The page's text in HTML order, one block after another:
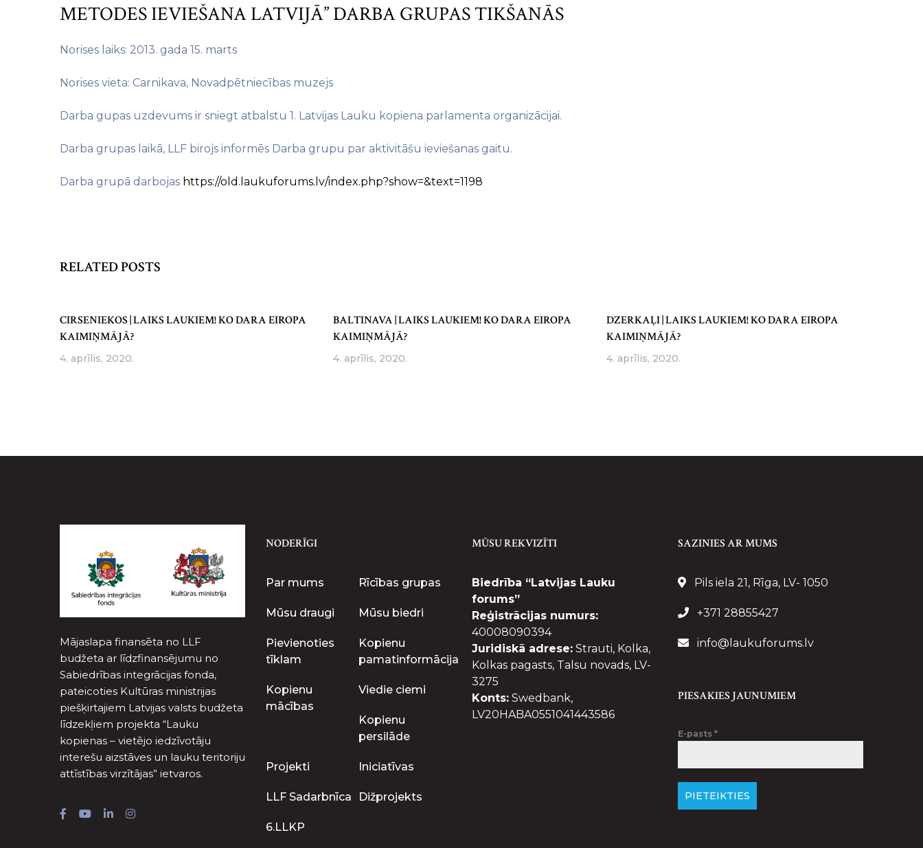
METODES IEVIEŠANA LATVIJĀ” DARBA GRUPAS TIKŠANĀS
Norises laiks: 2013. gada 15. marts
Norises vieta: Carnikava, Novadpētniecības muzejs
Darba gupas uzdevums ir sniegt atbalstu 1. Latvijas Lauku kopiena parlamenta organizācijai.
Darba grupas laikā, LLF birojs informēs Darba grupu par aktivitāšu ieviešanas gaitu.
Darba grupā darbojas https://old.laukuforums.lv/index.php?show=&text=1198
RELATED POSTS
CIRSENIEKOS | LAIKS LAUKIEM! KO DARA EIROPA
KAIMIŅMĀJĀ?
4. aprīlis, 2020.
BALTINAVA | LAIKS LAUKIEM! KO DARA EIROPA
KAIMIŅMĀJĀ?
4. aprīlis, 2020.
DZERKAĻI | LAIKS LAUKIEM! KO DARA EIROPA
KAIMIŅMĀJĀ?
4. aprīlis, 2020.
Mājaslapa finansēta no LLF
budžeta ar līdzfinansējumu no
Sabiedrības integrācijas fonda,
pateicoties Kultūras ministrijas
piešķirtajiem Latvijas valsts budžeta
līdzekļiem projekta “Lauku
kopienas – vietējo iedzīvotāju
interešu aizstāves un lauku teritoriju
attīstības virzītājas” ietvaros.
NODERĪGI
Par mums Rīcības grupas
Mūsu draugi Mūsu biedri
Pievienoties
tīklam
Kopienu
pamatinformācija
Kopienu
mācības
Viedie ciemi
Kopienu
persilāde
Projekti Iniciatīvas
LLF Sadarbnīca Dižprojekts
6.LLKP
MŪSU REKVIZĪTI
Biedrība “Latvijas Lauku
forums”
Reģistrācijas numurs:
40008090394
Juridiskā adrese: Strauti, Kolka,
Kolkas pagasts, Talsu novads, LV-
3275
Konts: Swedbank,
LV20HABA0551041443586
SAZINIES AR MUMS
Pils iela 21, Rīga, LV- 1050
+371 28855427
info@laukuforums.lv
PIESAKIES JAUNUMIEM
E-pasts *
PIETEIKTIES